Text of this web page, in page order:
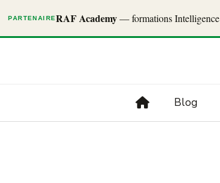
PARTENAIRERAF Academy— formations Intelligence
Blog